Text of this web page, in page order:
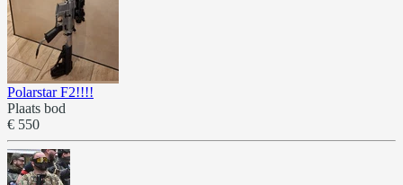
Polarstar F2!!!!
Plaats bod
€ 550